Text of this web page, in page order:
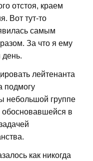
отстоя, краем
Вот тут-то
самым
За что я ему
день.
лейтенанта
подмогу
небольшой группе
обосновавшейся в
как никогда